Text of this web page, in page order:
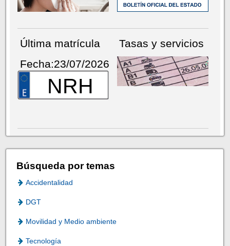
Última matrícula
Fecha:23/07/2026
NRH
Tasas y servicios
Búsqueda por temas
Accidentalidad
DGT
Movilidad y Medio ambiente
Tecnología